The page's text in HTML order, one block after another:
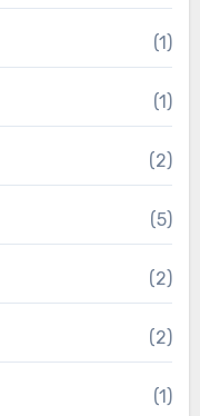
(1)
(1)
(2)
(5)
(2)
(2)
(1)